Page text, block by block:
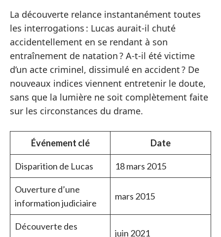
La découverte relance instantanément toutes
les interrogations : Lucas aurait-il chuté
accidentellement en se rendant à son
entraînement de natation ? A-t-il été victime
d’un acte criminel, dissimulé en accident ? De
nouveaux indices viennent entretenir le doute,
sans que la lumière ne soit complètement faite
sur les circonstances du drame.
Événement clé Date
Disparition de Lucas 18 mars 2015
Ouverture d’une
information judiciaire
mars 2015
Découverte des
juin 2021